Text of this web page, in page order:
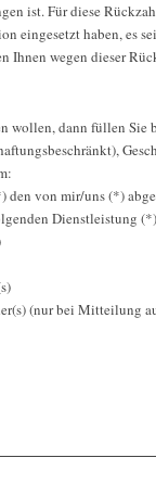
ist. Für diese
eingesetzt haben, es
Ihnen wegen dieser
wollen, dann füllen Sie
von mir/uns (*)
Dienstleistung (*)
(nur bei Mitteilung